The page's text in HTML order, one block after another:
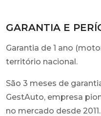
GARANTIA E
Garantia de 1 ano
território nacional.
São 3 meses de
GestAuto, empresa
no mercado desde 2011.